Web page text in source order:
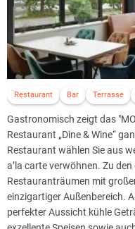
Restaurant Bar Terrasse
Gastronomisch zeigt das
Restaurant „Dine & Wine“
Restaurant wählen Sie aus
a’la carte verwöhnen. Zu
Restauranträumen mit
einzigartiger Außenbereich.
perfekter Aussicht kühle